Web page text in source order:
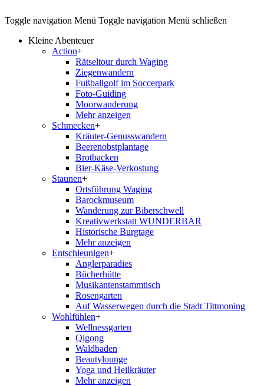
Toggle navigation Menü Toggle navigation Menü schließen
Kleine Abenteuer
Action+
Rätseltour durch Waging
Ziegenwandern
Fußballgolf im Soccerpark
Foto-Guiding
Moorwanderung
Mehr anzeigen
Schmecken+
Kräuter-Genusswandern
Beerenobstplantage
Brotbacken
Bier-Käse-Verkostung
Staunen+
Ortsführung Waging
Barockmuseum
Wanderung zur Biberschwell
Kreativwerkstatt WUNDERBAR
Historische Burgtage
Mehr anzeigen
Entschleunigen+
Anglerparadies
Bücherhütte
Musikantenstammtisch
Rosengarten
Auf Wasserwegen durch die Stadt Tittmoning
Wohlfühlen+
Wellnessgarten
Qigong
Waldbaden
Beautylounge
Yoga und Heilkräuter
Mehr anzeigen